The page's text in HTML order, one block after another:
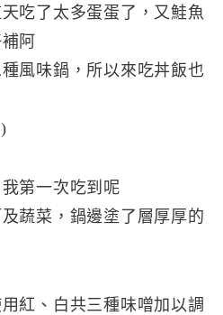
吃了太多蛋蛋了，又鮭魚
阿
風味鍋，所以來吃丼飯也
第一次吃到呢
蔬菜，鍋邊塗了層厚厚的
紅、白共三種味噌加以調